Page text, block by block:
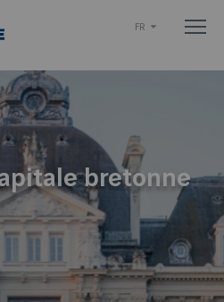
FR
bretonne